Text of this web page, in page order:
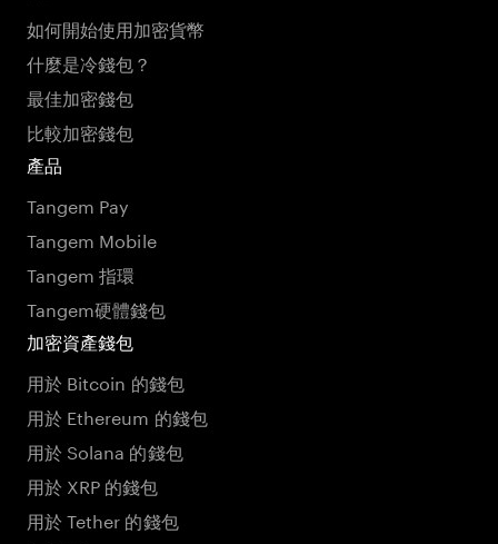
如何開始使用加密貨幣
什麼是冷錢包？
最佳加密錢包
比較加密錢包
產品
Tangem Pay
Tangem Mobile
Tangem 指環
Tangem硬體錢包
加密資產錢包
用於 Bitcoin 的錢包
用於 Ethereum 的錢包
用於 Solana 的錢包
用於 XRP 的錢包
用於 Tether 的錢包